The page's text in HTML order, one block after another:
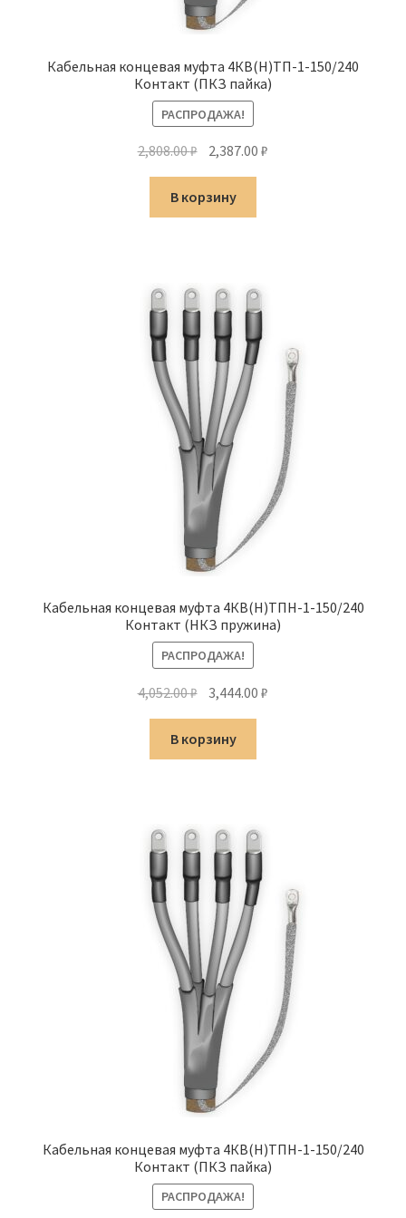
Кабельная концевая муфта 4КВ(Н)ТП-1-150/240
Контакт (ПКЗ пайка)
РАСПРОДАЖА!
2,808.00₽ Первоначальная
цена
составляла
2,808.00 ₽.
2,387.00₽
В корзину
Кабельная концевая муфта 4КВ(Н)ТПН-1-150/240
Контакт (НКЗ пружина)
РАСПРОДАЖА!
4,052.00₽ Первоначальная
составляла
4,052.00 ₽.
3,444.00₽
В корзину
Кабельная концевая муфта 4КВ(Н)ТПН-1-150/240
Контакт (ПКЗ пайка)
РАСПРОДАЖА!